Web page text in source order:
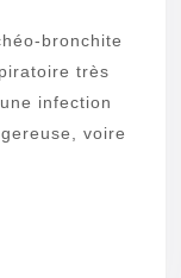
du
chenil
du
chien
bronchite
très
infection
voire